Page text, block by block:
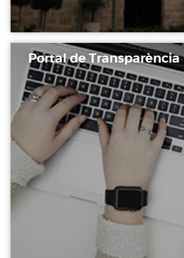
Portal de Transparència